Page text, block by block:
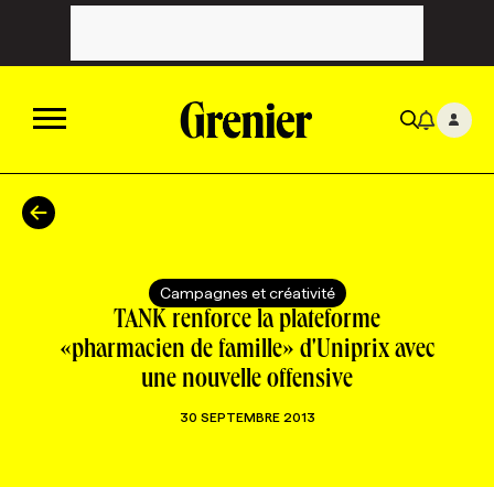
ACTUALITÉS
CATÉGORIES
TOUTES LES CATÉGORIES
CAMPAGNES ET CRÉATIVITÉ
CHRONIQUES
TOUTES LES CHRONIQUES
FORFAITS ABONNEMENT
VOIR TOUTES LES PARUTIONS
INFOLETTRES
INFOLETTRE EN BREF
Campagnes et créativité
TANK renforce la plateforme
«pharmacien de famille» d'Uniprix avec
une nouvelle offensive
30 SEPTEMBRE 2013